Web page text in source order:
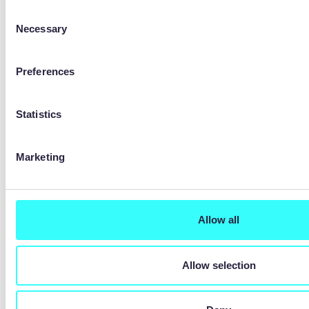
Selection
Necessary
Preferences
Statistics
Marketing
Allow all
Allow selection
Último
Precision Micro necesita los datos de contacto
contigo en relación con nuestros productos y
servicios. Puedes darte de baja de estas
comunicaciones en cualquier momento. Para